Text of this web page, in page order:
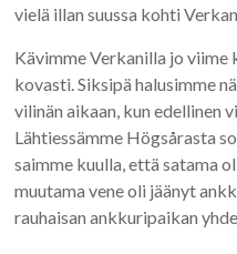
vielä illan suussa kohti
Kävimme Verkanilla jo viime
kovasti. Siksipä halusimme
vilinän aikaan, kun edellinen
Lähtiessämme Högsårasta
saimme kuulla, että satama
muutama vene oli jäänyt
rauhaisan ankkuripaikan